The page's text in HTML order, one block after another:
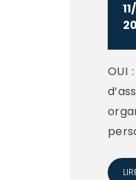
OUI